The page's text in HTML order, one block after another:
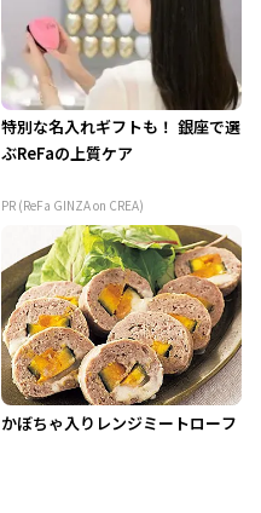
特別な名入れギフトも！ 銀座で選
ぶReFaの上質ケア
PR (ReFa GINZA on CREA)
かぼちゃ入りレンジミートローフ